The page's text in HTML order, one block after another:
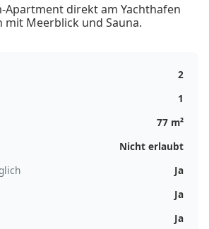
Apartment direkt am Yachthafen
Meerblick und Sauna.
2
1
77 m²
Nicht erlaubt
Ja
Ja
Ja